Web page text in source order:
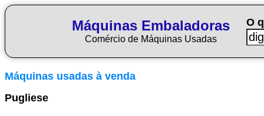
Máquinas Embaladoras
Comércio de Máquinas Usadas
O
Máquinas usadas à venda
Pugliese